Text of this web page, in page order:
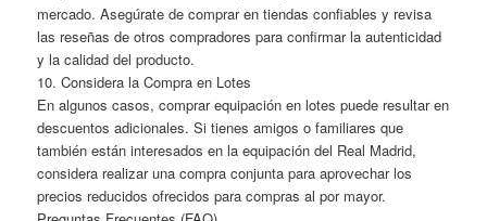
mercado. Asegúrate de comprar en tiendas confiables y revisa
las reseñas de otros compradores para confirmar la autenticidad
y la calidad del producto.
10. Considera la Compra en Lotes
En algunos casos, comprar equipación en lotes puede resultar en
descuentos adicionales. Si tienes amigos o familiares que
también están interesados en la equipación del Real Madrid,
considera realizar una compra conjunta para aprovechar los
precios reducidos ofrecidos para compras al por mayor.